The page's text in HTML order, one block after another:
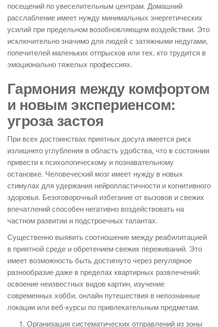
посещений по увеселительным центрам. Домашний
расслабление имеет нужду минимальных энергетических
усилий при предельном возобновляющем воздействии. Это
исключительно значимо для людей с затяжными недугами,
попечителей маленьких отпрысков или тех, кто трудится в
эмоционально тяжелых профессиях.
Гармония между комфортом
и новым экспериенсом:
угроза застоя
При всех достоинствах приятных досуга имеется риск
излишнего углубления в область удобства, что в состоянии
привести к психологическому и познавательному
остановке. Человеческий мозг имеет нужду в новых
стимулах для удержания нейропластичности и когнитивного
здоровья. Безоговорочный избегание от вызовов и свежих
впечатлений способен негативно воздействовать на
частном развитии и подстроечных талантах.
Существенно выявить соотношение между реабилитацией
в приятной среде и обретением свежих переживаний. Это
имеет возможность быть достигнуто через регулярное
разнообразие даже в пределах квартирных развлечений:
освоение неизвестных видов картин, изучение
современных хобби, онлайн путешествия в непознанные
локации или веб-курсы по привлекательным предметам.
Организация систематических отправлений из зоны